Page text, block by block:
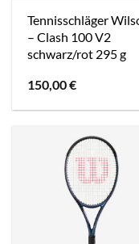
Tennisschläger
– Clash 100 V2
schwarz/rot 295 g
150,00€